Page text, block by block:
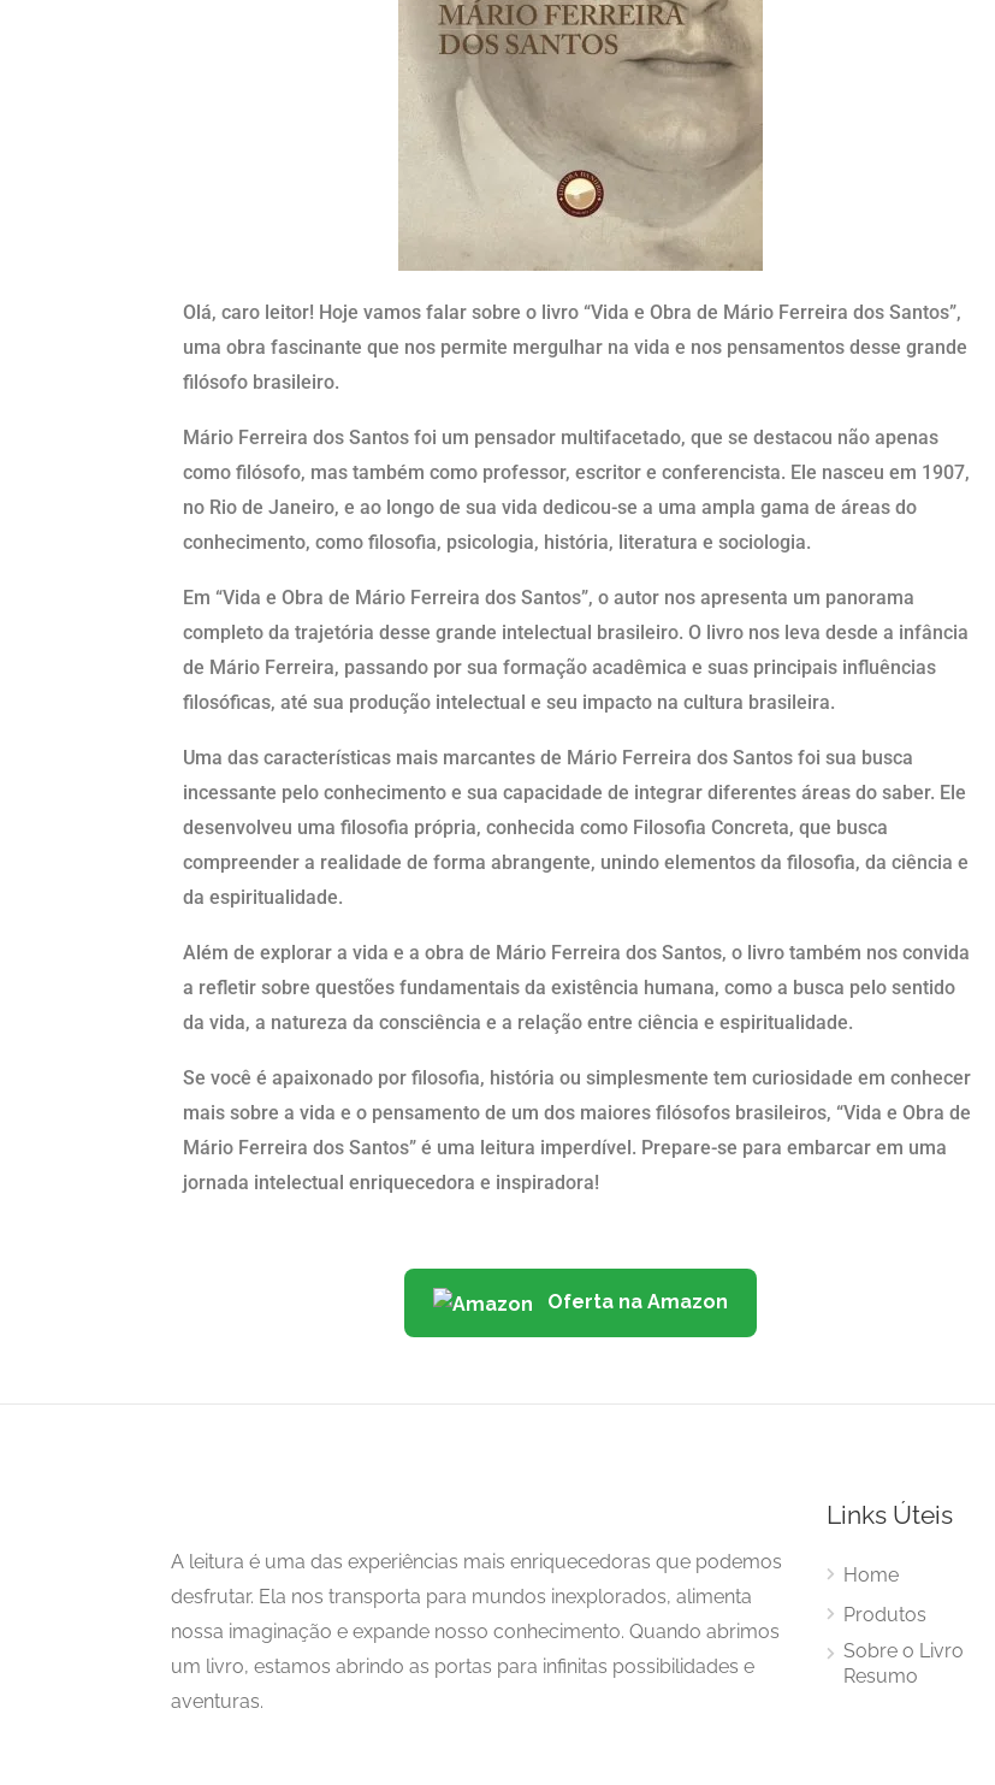
Olá, caro leitor! Hoje vamos falar sobre o livro “Vida e Obra de Mário Ferreira dos Santos”,
uma obra fascinante que nos permite mergulhar na vida e nos pensamentos desse grande
filósofo brasileiro.
Mário Ferreira dos Santos foi um pensador multifacetado, que se destacou não apenas
como filósofo, mas também como professor, escritor e conferencista. Ele nasceu em 1907,
no Rio de Janeiro, e ao longo de sua vida dedicou-se a uma ampla gama de áreas do
conhecimento, como filosofia, psicologia, história, literatura e sociologia.
Em “Vida e Obra de Mário Ferreira dos Santos”, o autor nos apresenta um panorama
completo da trajetória desse grande intelectual brasileiro. O livro nos leva desde a infância
de Mário Ferreira, passando por sua formação acadêmica e suas principais influências
filosóficas, até sua produção intelectual e seu impacto na cultura brasileira.
Uma das características mais marcantes de Mário Ferreira dos Santos foi sua busca
incessante pelo conhecimento e sua capacidade de integrar diferentes áreas do saber. Ele
desenvolveu uma filosofia própria, conhecida como Filosofia Concreta, que busca
compreender a realidade de forma abrangente, unindo elementos da filosofia, da ciência e
da espiritualidade.
Além de explorar a vida e a obra de Mário Ferreira dos Santos, o livro também nos convida
a refletir sobre questões fundamentais da existência humana, como a busca pelo sentido
da vida, a natureza da consciência e a relação entre ciência e espiritualidade.
Se você é apaixonado por filosofia, história ou simplesmente tem curiosidade em conhecer
mais sobre a vida e o pensamento de um dos maiores filósofos brasileiros, “Vida e Obra de
Mário Ferreira dos Santos” é uma leitura imperdível. Prepare-se para embarcar em uma
jornada intelectual enriquecedora e inspiradora!
Oferta na Amazon
A leitura é uma das experiências mais enriquecedoras que podemos
desfrutar. Ela nos transporta para mundos inexplorados, alimenta
nossa imaginação e expande nosso conhecimento. Quando abrimos
um livro, estamos abrindo as portas para infinitas possibilidades e
aventuras.
Links Úteis
Home
Produtos
Sobre o Livro
Resumo